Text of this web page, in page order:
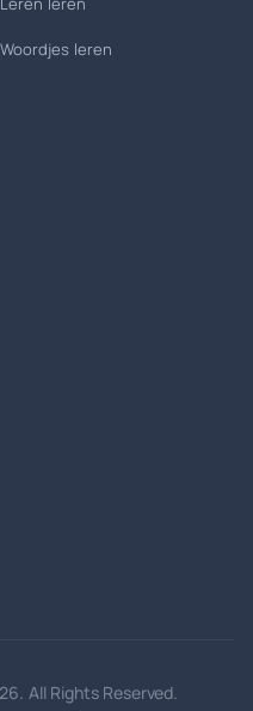
Woordjes leren
All Rights Reserved.